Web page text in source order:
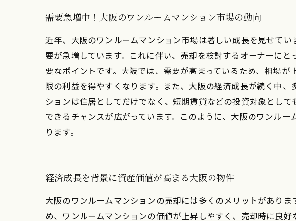
需要急増中！大阪のワンルームマンション市場の動向
近年、大阪のワンルームマンション市場は著しい成長を見せて
要が急増しています。これに伴い、売却を検討するオーナーに
要なポイントです。大阪では、需要が高まっているため、相場
限の利益を得やすくなります。また、大阪の経済成長が続く中
ションは住居としてだけでなく、短期賃貸などの投資対象とし
できるチャンスが広がっています。このように、大阪のワンル
ります。
経済成長を背景に資産価値が高まる大阪の物件
大阪のワンルームマンションの売却には多くのメリットがあり
め、ワンルームマンションの価値が上昇しやすく、売却時に良